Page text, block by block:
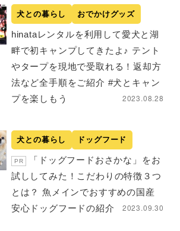
犬との暮らし おでかけグッズ
hinataレンタルを利用して愛犬と湖
畔で初キャンプしてきたよ♪ テント
やタープを現地で受取れる！返却方
法など全手順をご紹介 #犬とキャン
プを楽しもう
2023.08.28
犬との暮らし ドッグフード
PR
「ドッグフードおさかな」をお
試ししてみた！こだわりの特徴３つ
とは？ 魚メインでおすすめの国産
安心ドッグフードの紹介
2023.09.30